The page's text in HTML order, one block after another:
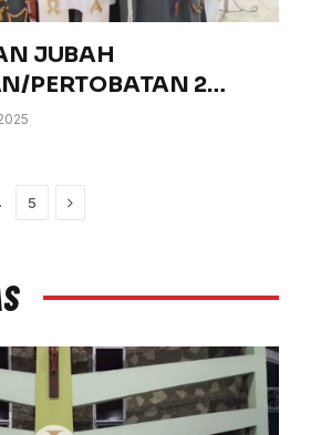
JUBAH
PERTOBATAN 2
Novisiat
5 Next